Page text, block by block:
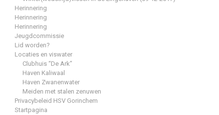
Herinnering
Herinnering
Herinnering
Jeugdcommissie
Lid worden?
Locaties en viswater
Clubhuis “De Ark”
Haven Kaliwaal
Haven Zwanenwater
Meiden met stalen zenuwen
Privacybeleid HSV Gorinchem
Startpagina